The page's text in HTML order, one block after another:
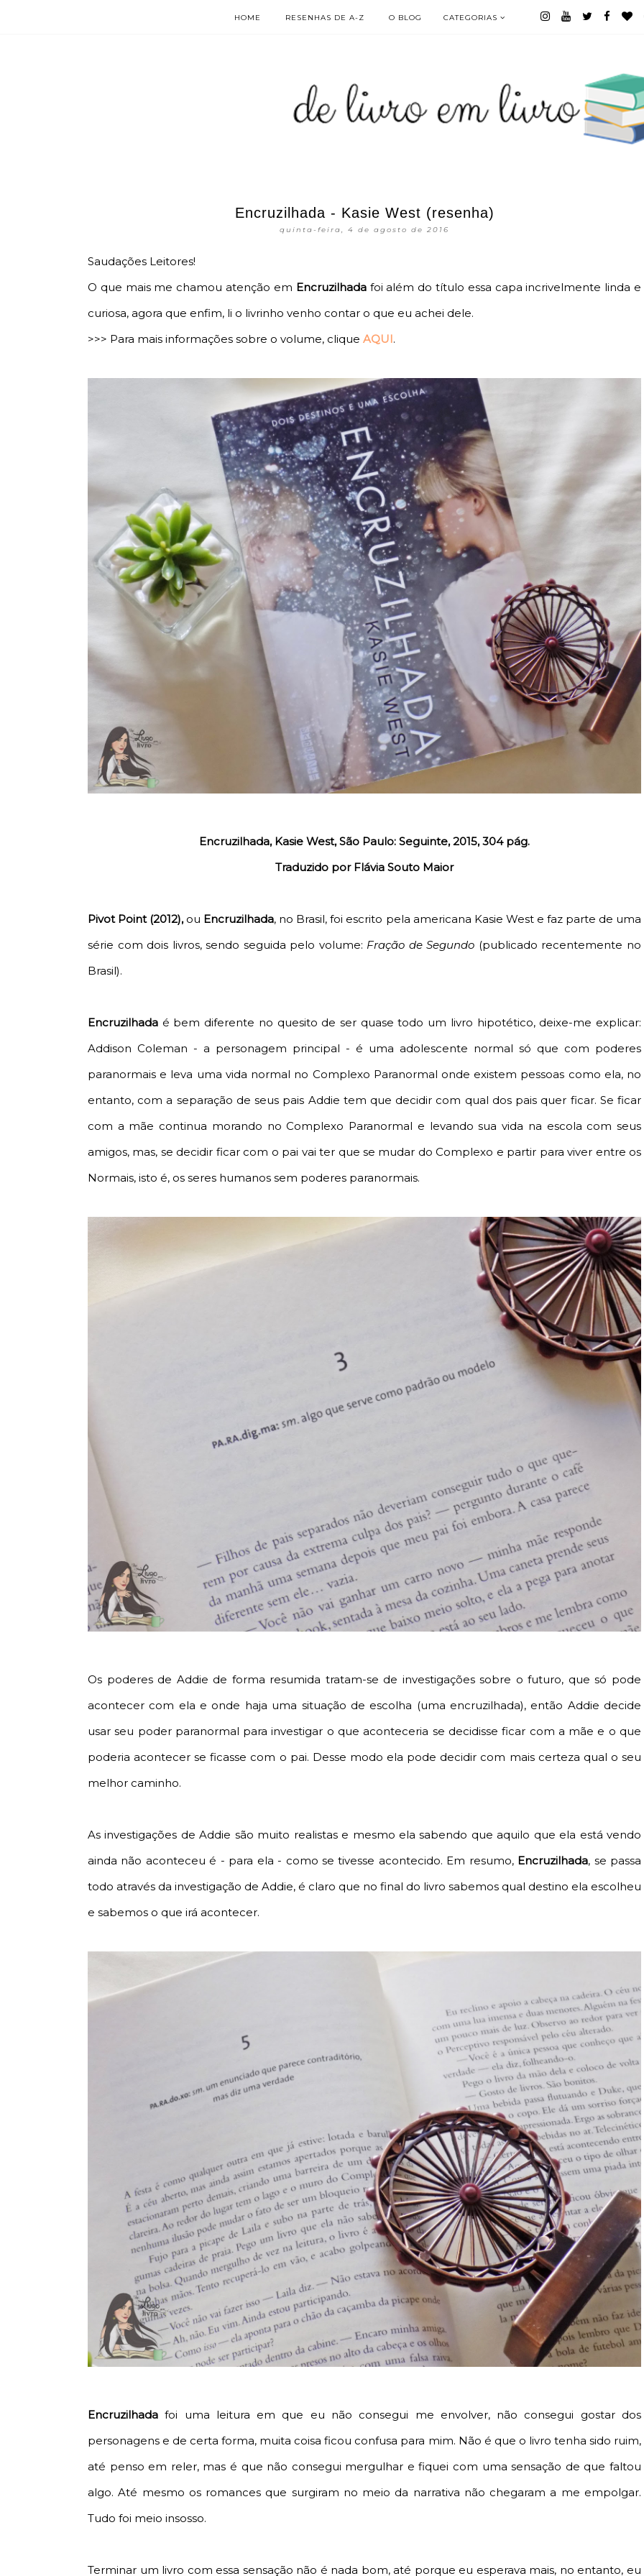
HOME RESENHAS DE A-Z O BLOG CATEGORIAS
Encruzilhada - Kasie West (resenha)
quinta-feira, 4 de agosto de 2016
Saudações Leitores!
O que mais me chamou atenção em Encruzilhadafoi além do título essa capa incrivelmente linda e
curiosa, agora que enfim, li o livrinho venho contar o que eu achei dele.
>>> Para mais informações sobre o volume, clique AQUI.
Encruzilhada, Kasie West, São Paulo: Seguinte, 2015, 304 pág.
Traduzido por Flávia Souto Maior
Pivot Point (2012),ou Encruzilhada, no Brasil, foi escrito pela americana Kasie West e faz parte de uma
série com dois livros, sendo seguida pelo volume: Fração de Segundo (publicado recentemente no
Brasil).
Encruzilhada é bem diferente no quesito de ser quase todo um livro hipotético, deixe-me explicar:
Addison Coleman - a personagem principal - é uma adolescente normal só que com poderes
paranormais e leva uma vida normal no Complexo Paranormal onde existem pessoas como ela, no
entanto, com a separação de seus pais Addie tem que decidir com qual dos pais quer ficar. Se ficar
com a mãe continua morando no Complexo Paranormal e levando sua vida na escola com seus
amigos, mas, se decidir ficar com o pai vai ter que se mudar do Complexo e partir para viver entre os
Normais, isto é, os seres humanos sem poderes paranormais.
Os poderes de Addie de forma resumida tratam-se de investigações sobre o futuro, que só pode
acontecer com ela e onde haja uma situação de escolha (uma encruzilhada), então Addie decide
usar seu poder paranormal para investigar o que aconteceria se decidisse ficar com a mãe e o que
poderia acontecer se ficasse com o pai. Desse modo ela pode decidir com mais certeza qual o seu
melhor caminho.
As investigações de Addie são muito realistas e mesmo ela sabendo que aquilo que ela está vendo
ainda não aconteceu é - para ela - como se tivesse acontecido. Em resumo, Encruzilhada, se passa
todo através da investigação de Addie, é claro que no final do livro sabemos qual destino ela escolheu
e sabemos o que irá acontecer.
Encruzilhada foi uma leitura em que eu não consegui me envolver, não consegui gostar dos
personagens e de certa forma, muita coisa ficou confusa para mim. Não é que o livro tenha sido ruim,
até penso em reler, mas é que não consegui mergulhar e fiquei com uma sensação de que faltou
algo. Até mesmo os romances que surgiram no meio da narrativa não chegaram a me empolgar.
Tudo foi meio insosso.
Terminar um livro com essa sensação não é nada bom, até porque eu esperava mais, no entanto, eu